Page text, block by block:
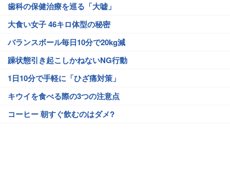
歯科の保健治療を巡る「大嘘」
大食い女子 46キロ体型の秘密
バランスボール毎日10分で20kg減
躁状態引き起こしかねないNG行動
1日10分で手軽に「ひざ痛対策」
キウイを食べる際の3つの注意点
コーヒー 朝すぐ飲むのはダメ?